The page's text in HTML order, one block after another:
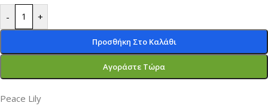
- +
Προσθήκη Στο Καλάθι
Αγοράστε Τώρα
Peace Lily